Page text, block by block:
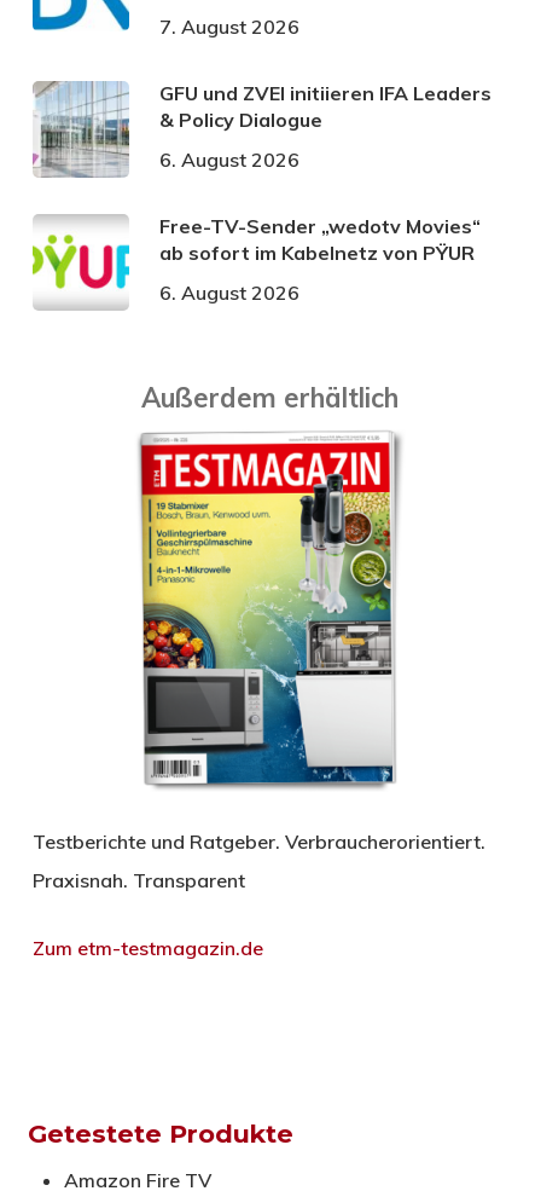
7. August 2026
GFU und ZVEI initiieren IFA Leaders
& Policy Dialogue
6. August 2026
Free-TV-Sender „wedotv Movies“
ab sofort im Kabelnetz von PŸUR
6. August 2026
Außerdem erhältlich
Testberichte und Ratgeber. Verbraucherorientiert.
Praxisnah. Transparent
Zum etm-testmagazin.de
Getestete Produkte
Amazon Fire TV